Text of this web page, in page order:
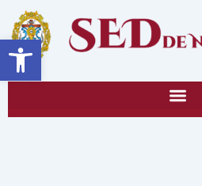
Abrir barra de herramientas
contenido